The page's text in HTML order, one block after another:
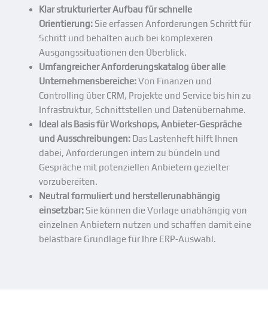
Klar strukturierter Aufbau für schnelle
Orientierung: Sie erfassen Anforderungen Schritt für
Schritt und behalten auch bei komplexeren
Ausgangssituationen den Überblick.
Umfangreicher Anforderungskatalog über alle
Unternehmensbereiche:Von Finanzen und
Controlling über CRM, Projekte und Service bis hin zu
Infrastruktur, Schnittstellen und Datenübernahme.
Ideal als Basis für Workshops, Anbieter-Gespräche
und Ausschreibungen: Das Lastenheft hilft Ihnen
dabei, Anforderungen intern zu bündeln und
Gespräche mit potenziellen Anbietern gezielter
vorzubereiten.
Neutral formuliert und herstellerunabhängig
einsetzbar: Sie können die Vorlage unabhängig von
einzelnen Anbietern nutzen und schaffen damit eine
belastbare Grundlage für Ihre ERP-Auswahl.